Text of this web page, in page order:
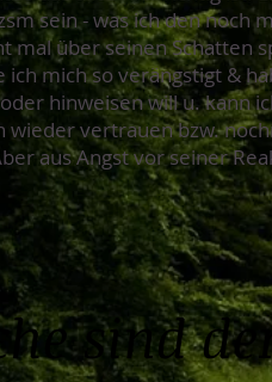
sein - was ich den noch
mal über seinen Schatten
ich mich so verängstigt &
hinweisen will u. kann
wieder vertrauen bzw.
aus Angst vor seiner
sind